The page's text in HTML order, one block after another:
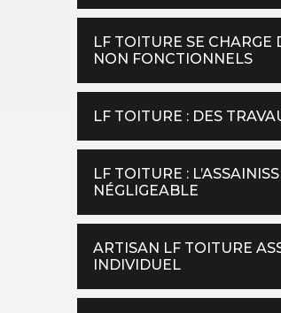
LF TOITURE SE
NON FONCTIONNELS
LF TOITURE : DES
LF TOITURE :
NÉGLIGEABLE
ARTISAN LF TOITURE
INDIVIDUEL